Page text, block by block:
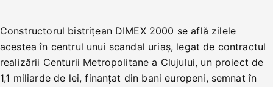
Constructorul bistrițean DIMEX 2000 se află zilele
acestea în centrul unui scandal uriaș, legat de contractul
realizării Centurii Metropolitane a Clujului, un proiect de
1,1 miliarde de lei, finanțat din bani europeni, semnat în